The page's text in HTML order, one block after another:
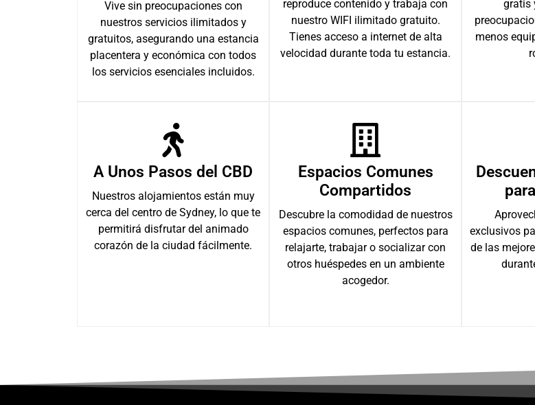
Vive sin preocupaciones con
nuestros servicios ilimitados y
gratuitos, asegurando una estancia
placentera y económica con todos
los servicios esenciales incluidos.
reproduce contenido y trabaja con
nuestro WIFI ilimitado gratuito.
Tienes acceso a internet de alta
velocidad durante toda tu estancia.
gratis
menos
A Unos Pasos del CBD
Nuestros alojamientos están muy
cerca del centro de Sydney, lo que te
permitirá disfrutar del animado
corazón de la ciudad fácilmente.
Espacios Comunes
Compartidos
Descubre la comodidad de nuestros
espacios comunes, perfectos para
relajarte, trabajar o socializar con
otros huéspedes en un ambiente
acogedor.
exclusivos
de las